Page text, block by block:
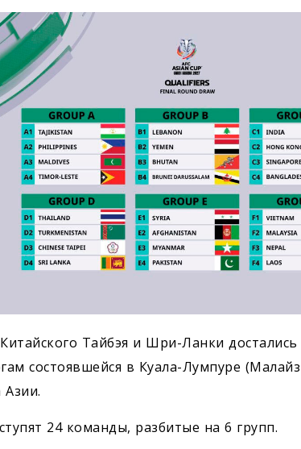
Тайбэя и Шри-Ланки
состоявшейся в Куала-Лумпуре
Азии.
24 команды, разбитые на 6 групп.